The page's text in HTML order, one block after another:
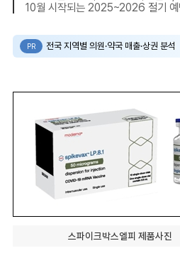
10월 시작되는 2025~2026 절기 예
PR 전국 지역별 의원·약국 매출·상권 분석
스파이크박스엘피 제품사진